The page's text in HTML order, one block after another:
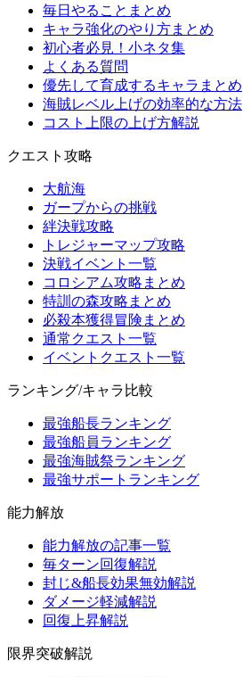
毎日やることまとめ
キャラ強化のやり方まとめ
初心者必見！小ネタ集
よくある質問
優先して育成するキャラまとめ
海賊レベル上げの効率的な方法
コスト上限の上げ方解説
クエスト攻略
大航海
ガープからの挑戦
絆決戦攻略
トレジャーマップ攻略
決戦イベント一覧
コロシアム攻略まとめ
特訓の森攻略まとめ
必殺本獲得冒険まとめ
通常クエスト一覧
イベントクエスト一覧
ランキング/キャラ比較
最強船長ランキング
最強船員ランキング
最強海賊祭ランキング
最強サポートランキング
能力解放
能力解放の記事一覧
毎ターン回復解説
封じ&船長効果無効解説
ダメージ軽減解説
回復上昇解説
限界突破解説